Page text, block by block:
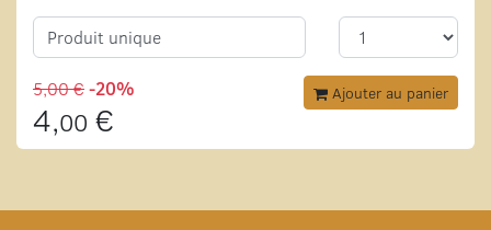
Produit unique
5,00 €-20%
4,00 €
Ajouter au panier